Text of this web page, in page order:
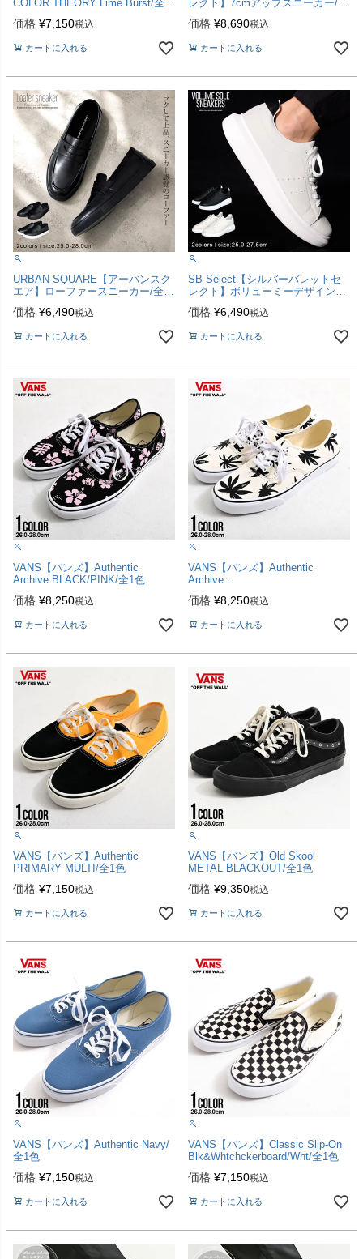
COLOR THEORY Lime Burst/全1
価格 ¥7,150税込
カートに入れる
レクト】7cmアップスニーカー/全
価格 ¥8,690税込
カートに入れる
URBAN SQUARE【アーバンスク
エア】ローファースニーカー/全2
価格 ¥6,490税込
カートに入れる
SB Select【シルバーバレットセ
レクト】ボリューミーデザインソ
色
価格 ¥6,490税込
カートに入れる
VANS【バンズ】Authentic
Archive BLACK/PINK/全1色
価格 ¥8,250税込
カートに入れる
VANS【バンズ】Authentic
Archive
価格 ¥8,250税込
カートに入れる
VANS【バンズ】Authentic
PRIMARY MULTI/全1色
価格 ¥7,150税込
カートに入れる
VANS【バンズ】Old Skool
METAL BLACKOUT/全1色
価格 ¥9,350税込
カートに入れる
VANS【バンズ】Authentic Navy/
全1色
価格 ¥7,150税込
カートに入れる
VANS【バンズ】Classic Slip-On
Blk&Whtchckerboard/Wht/全1色
価格 ¥7,150税込
カートに入れる